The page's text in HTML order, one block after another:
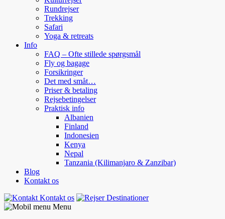
Rundrejser
Trekking
Safari
Yoga & retreats
Info
FAQ – Ofte stillede spørgsmål
Fly og bagage
Forsikringer
Det med småt…
Priser & betaling
Rejsebetingelser
Praktisk info
Albanien
Finland
Indonesien
Kenya
Nepal
Tanzania (Kilimanjaro & Zanzibar)
Blog
Kontakt os
Kontakt os
Destinationer
Menu